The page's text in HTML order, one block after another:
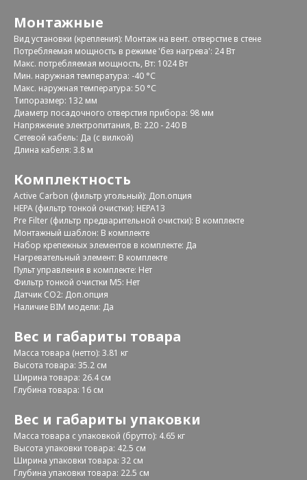
Монтажные
Вид установки (крепления): Монтаж на вент. отверстие в стене
Потребляемая мощность в режиме 'без нагрева': 24 Вт
Макс. потребляемая мощность, Вт: 1024 Вт
Мин. наружная температура: -40 °С
Макс. наружная температура: 50 °С
Типоразмер: 132 мм
Диаметр посадочного отверстия прибора: 98 мм
Напряжение электропитания, В: 220 - 240 В
Сетевой кабель: Да (с вилкой)
Длина кабеля: 3.8 м
Комплектность
Active Carbon (фильтр угольный): Доп.опция
HEPA (фильтр тонкой очистки): HEPA13
Pre Filter (фильтр предварительной очистки): В комплекте
Монтажный шаблон: В комплекте
Набор крепежных элементов в комплекте: Да
Нагревательный элемент: В комплекте
Пульт управления в комплекте: Нет
Фильтр тонкой очистки М5: Нет
Датчик CO2: Доп.опция
Наличие BIM модели: Да
Вес и габариты товара
Масса товара (нетто): 3.81 кг
Высота товара: 35.2 см
Ширина товара: 26.4 см
Глубина товара: 16 см
Вес и габариты упаковки
Масса товара с упаковкой (брутто): 4.65 кг
Высота упаковки товара: 42.5 см
Ширина упаковки товара: 32 см
Глубина упаковки товара: 22.5 см